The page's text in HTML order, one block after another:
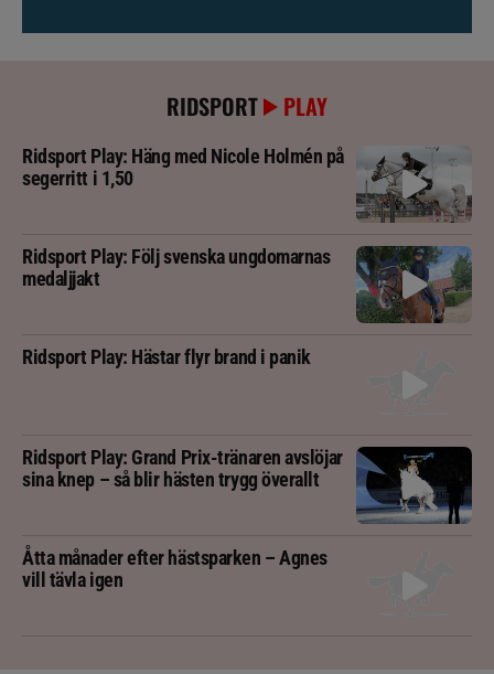
RIDSPORT PLAY
Ridsport Play: Häng med Nicole Holmén på
segerritt i 1,50
Ridsport Play: Följ svenska ungdomarnas
medaljjakt
Ridsport Play: Hästar flyr brand i panik
Ridsport Play: Grand Prix-tränaren avslöjar
sina knep – så blir hästen trygg överallt
Åtta månader efter hästsparken – Agnes
vill tävla igen